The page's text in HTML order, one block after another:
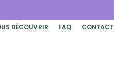
DÉCOUVRIR FAQ CONTACT